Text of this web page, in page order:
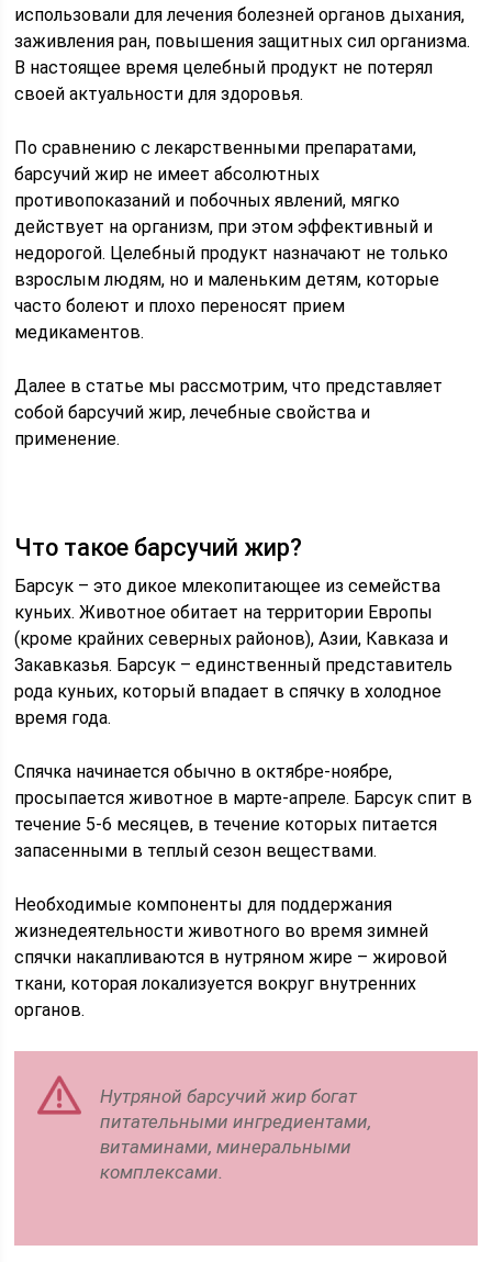
использовали для лечения болезней органов дыхания,
заживления ран, повышения защитных сил организма.
В настоящее время целебный продукт не потерял
своей актуальности для здоровья.
По сравнению с лекарственными препаратами,
барсучий жир не имеет абсолютных
противопоказаний и побочных явлений, мягко
действует на организм, при этом эффективный и
недорогой. Целебный продукт назначают не только
взрослым людям, но и маленьким детям, которые
часто болеют и плохо переносят прием
медикаментов.
Далее в статье мы рассмотрим, что представляет
собой барсучий жир, лечебные свойства и
применение.
Что такое барсучий жир?
Барсук – это дикое млекопитающее из семейства
куньих. Животное обитает на территории Европы
(кроме крайних северных районов), Азии, Кавказа и
Закавказья. Барсук – единственный представитель
рода куньих, который впадает в спячку в холодное
время года.
Спячка начинается обычно в октябре-ноябре,
просыпается животное в марте-апреле. Барсук спит в
течение 5-6 месяцев, в течение которых питается
запасенными в теплый сезон веществами.
Необходимые компоненты для поддержания
жизнедеятельности животного во время зимней
спячки накапливаются в нутряном жире – жировой
ткани, которая локализуется вокруг внутренних
органов.
Нутряной барсучий жир богат
питательными ингредиентами,
витаминами, минеральными
комплексами.